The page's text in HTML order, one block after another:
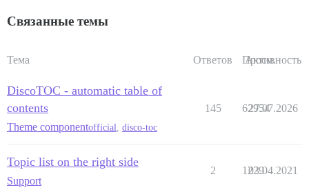
Связанные темы
Тема Ответов Просм.
Активность
DiscoTOC - automatic table of
contents
Theme componentofficial disco-toc
145 62954
27.07.2026
Topic list on the right side
Support
2 1229
03.04.2021